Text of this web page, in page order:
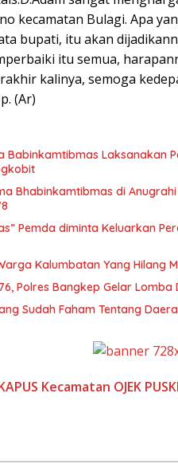
kecamatan Bulagi. Apa
bupati, itu akan
itu semua,
kalinya, semoga
(Ar)
Babinkamtibmas Laksanakan
Bhabinkamtibmas di
Pemda diminta Keluarkan
Kalumbatan Yang Hilang
Polres Bangkep Gelar Lomba
Sudah Faham Tentang
Kecamatan OJEK